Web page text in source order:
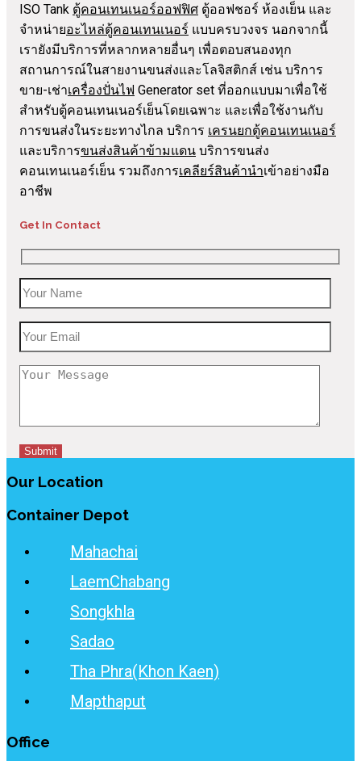
ISO Tank ตู้คอนเทนเนอร์ออฟฟิศ ตู้ออฟชอร์ ห้องเย็น และ
จำหน่ายอะไหล่ตู้คอนเทนเนอร์ แบบครบวงจร นอกจากนี้
เรายังมีบริการที่หลากหลายอื่นๆ เพื่อตอบสนองทุก
สถานการณ์ในสายงานขนส่งและโลจิสติกส์ เช่น บริการ
ขาย-เช่าเครื่องปั่นไฟ Generator set ที่ออกแบบมาเพื่อใช้
สำหรับตู้คอนเทนเนอร์เย็นโดยเฉพาะ และเพื่อใช้งานกับ
การขนส่งในระยะทางไกล บริการ เครนยกตู้คอนเทนเนอร์
และบริการขนส่งสินค้าข้ามแดน บริการขนส่ง
คอนเทนเนอร์เย็น รวมถึงการเคลียร์สินค้านำเข้าอย่างมือ
อาชีพ
Get In Contact
Our Location
Container Depot
Mahachai
LaemChabang
Songkhla
Sadao
Tha Phra(Khon Kaen)
Mapthaput
Office